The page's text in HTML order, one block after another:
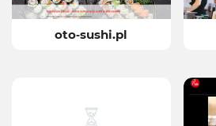
oto-sushi.pl